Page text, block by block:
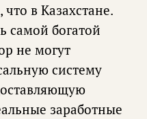
в Казахстане.
самой богатой
не могут
систему
заработные